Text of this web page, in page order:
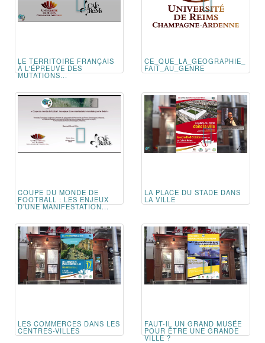
LE TERRITOIRE FRANÇAIS
À L'ÉPREUVE DES
MUTATIONS...
CE_QUE_LA_GEOGRAPHIE_
FAIT_AU_GENRE
COUPE DU MONDE DE
FOOTBALL : LES ENJEUX
D’UNE MANIFESTATION...
LA PLACE DU STADE DANS
LA VILLE
LES COMMERCES DANS LES
CENTRES-VILLES
FAUT-IL UN GRAND MUSÉE
POUR ÊTRE UNE GRANDE
VILLE ?